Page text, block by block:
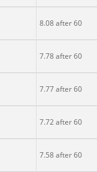
8.08 after 60
7.78 after 60
7.77 after 60
7.72 after 60
7.58 after 60